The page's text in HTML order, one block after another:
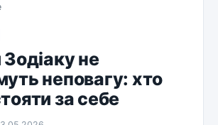
Зодіаку не
неповагу: хто
за себе